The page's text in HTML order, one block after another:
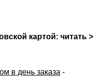
картой: читать >
в день заказа -